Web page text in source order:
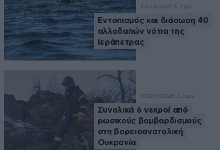
ΕΛΛΑΔΑ21 λ. πριν
Εντοπισμός και διάσωση 40
αλλοδαπών νότια της
Ιεράπετρας
ΚΟΣΜΟΣ28 λ. πριν
Συνολικά 6 νεκροί από
ρωσικούς βομβαρδισμούς
στη βορειοανατολική
Ουκρανία